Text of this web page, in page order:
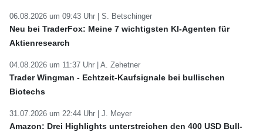
06.08.2026 um 09:43 Uhr | S. Betschinger
Neu bei TraderFox: Meine 7 wichtigsten KI-Agenten für
Aktienresearch
04.08.2026 um 11:37 Uhr | A. Zehetner
Trader Wingman - Echtzeit-Kaufsignale bei bullischen
Biotechs
31.07.2026 um 22:44 Uhr | J. Meyer
Amazon: Drei Highlights unterstreichen den 400 USD Bull-